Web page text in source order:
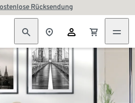
Rücksendung